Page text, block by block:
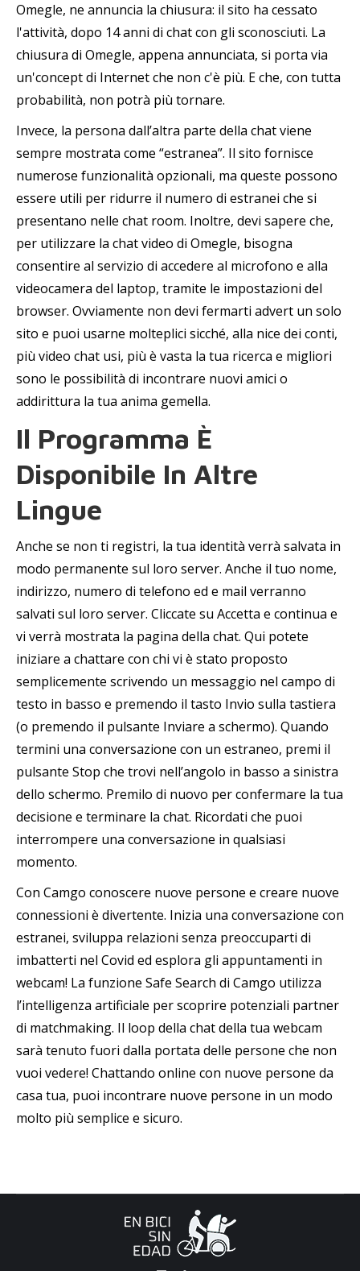
Omegle, ne annuncia la chiusura: il sito ha cessato
l'attività, dopo 14 anni di chat con gli sconosciuti. La
chiusura di Omegle, appena annunciata, si porta via
un'concept di Internet che non c'è più. E che, con tutta
probabilità, non potrà più tornare.
Invece, la persona dall’altra parte della chat viene
sempre mostrata come “estranea”. Il sito fornisce
numerose funzionalità opzionali, ma queste possono
essere utili per ridurre il numero di estranei che si
presentano nelle chat room. Inoltre, devi sapere che,
per utilizzare la chat video di Omegle, bisogna
consentire al servizio di accedere al microfono e alla
videocamera del laptop, tramite le impostazioni del
browser. Ovviamente non devi fermarti advert un solo
sito e puoi usarne molteplici sicché, alla nice dei conti,
più video chat usi, più è vasta la tua ricerca e migliori
sono le possibilità di incontrare nuovi amici o
addirittura la tua anima gemella.
Il Programma È
Disponibile In Altre
Lingue
Anche se non ti registri, la tua identità verrà salvata in
modo permanente sul loro server. Anche il tuo nome,
indirizzo, numero di telefono ed e mail verranno
salvati sul loro server. Cliccate su Accetta e continua e
vi verrà mostrata la pagina della chat. Qui potete
iniziare a chattare con chi vi è stato proposto
semplicemente scrivendo un messaggio nel campo di
testo in basso e premendo il tasto Invio sulla tastiera
(o premendo il pulsante Inviare a schermo). Quando
termini una conversazione con un estraneo, premi il
pulsante Stop che trovi nell’angolo in basso a sinistra
dello schermo. Premilo di nuovo per confermare la tua
decisione e terminare la chat. Ricordati che puoi
interrompere una conversazione in qualsiasi
momento.
Con Camgo conoscere nuove persone e creare nuove
connessioni è divertente. Inizia una conversazione con
estranei, sviluppa relazioni senza preoccuparti di
imbatterti nel Covid ed esplora gli appuntamenti in
webcam! La funzione Safe Search di Camgo utilizza
l’intelligenza artificiale per scoprire potenziali partner
di matchmaking. Il loop della chat della tua webcam
sarà tenuto fuori dalla portata delle persone che non
vuoi vedere! Chattando online con nuove persone da
casa tua, puoi incontrare nuove persone in un modo
molto più semplice e sicuro.